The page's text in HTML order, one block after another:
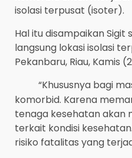
isolasi terpusat (isoter).
Hal itu disampaikan Sigit
langsung lokasi isolasi
Pekanbaru, Riau, Kamis
“Khususnya bagi
komorbid. Karena
tenaga kesehatan akan
terkait kondisi
risiko fatalitas yang